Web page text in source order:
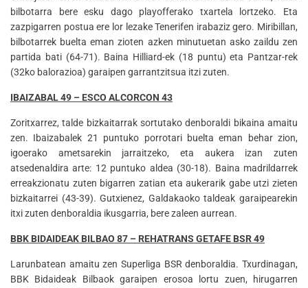
bilbotarra bere esku dago playofferako txartela lortzeko. Eta
zazpigarren postua ere lor lezake Tenerifen irabaziz gero. Miribillan,
bilbotarrek buelta eman zioten azken minutuetan asko zaildu zen
partida bati (64-71). Baina Hilliard-ek (18 puntu) eta Pantzar-rek
(32ko balorazioa) garaipen garrantzitsua itzi zuten.
IBAIZABAL 49 – ESCO ALCORCON 43
Zoritxarrez, talde bizkaitarrak sortutako denboraldi bikaina amaitu
zen. Ibaizabalek 21 puntuko porrotari buelta eman behar zion,
igoerako ametsarekin jarraitzeko, eta aukera izan zuten
atsedenaldira arte: 12 puntuko aldea (30-18). Baina madrildarrek
erreakzionatu zuten bigarren zatian eta aukerarik gabe utzi zieten
bizkaitarrei (43-39). Gutxienez, Galdakaoko taldeak garaipearekin
itxi zuten denboraldia ikusgarria, bere zaleen aurrean.
BBK BIDAIDEAK BILBAO 87 – REHATRANS GETAFE BSR 49
Larunbatean amaitu zen Superliga BSR denboraldia. Txurdinagan,
BBK Bidaideak Bilbaok garaipen erosoa lortu zuen, hirugarren